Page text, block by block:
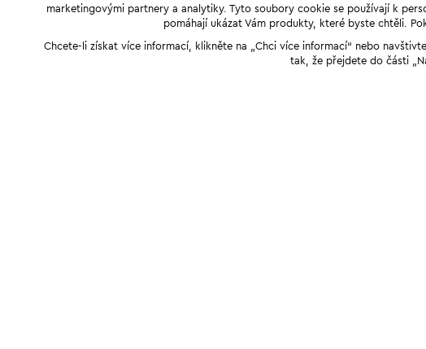
marketingovými partnery a analytiky. Tyto soubory cookie se používají k
pomáhají ukázat Vám produkty, které byste chtěli.
Chcete-li získat více informací, klikněte na „Chci více informací“ nebo
tak, že přejdete do části